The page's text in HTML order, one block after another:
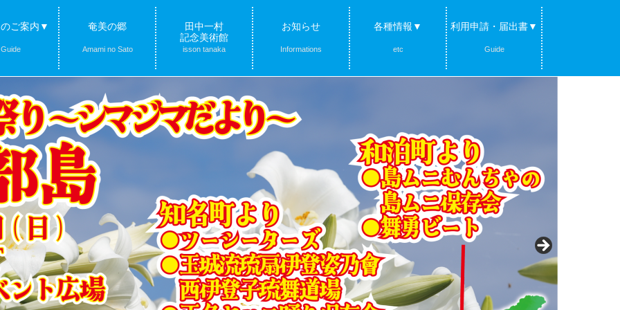
ご案内▼
Guide
奄美の郷
Amami no Sato
田中一村
記念美術館
isson tanaka
お知らせ
Informations
各種情報▼
etc
利用申請・届出書▼
Guide